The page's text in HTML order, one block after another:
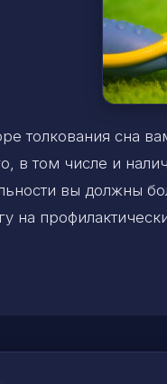
толкования сна
в том числе и
вы должны
на